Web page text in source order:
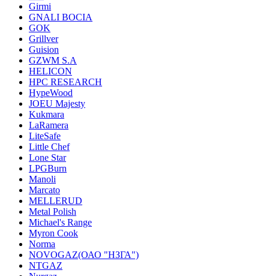
Girmi
GNALI BOCIA
GOK
Grillver
Guision
GZWM S.A
HELICON
HPC RESEARCH
HypeWood
JOEU Majesty
Kukmara
LaRamera
LiteSafe
Little Chef
Lone Star
LPGBurn
Manoli
Marcato
MELLERUD
Metal Polish
Michael's Range
Myron Cook
Norma
NOVOGAZ(ОАО "НЗГА")
NTGAZ